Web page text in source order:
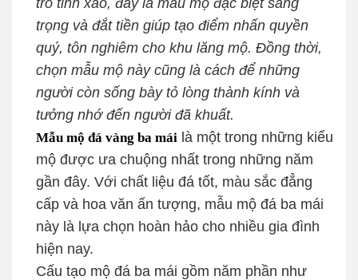
trọng và đắt tiền giúp tạo điểm nhấn quyền
quý, tôn nghiêm cho khu lăng mộ. Đồng thời,
chọn mẫu mộ này cũng là cách để những
người còn sống bày tỏ lòng thành kính và
tưởng nhớ đến người đã khuất.
Mẫu mộ đá vàng ba mái là một trong những kiểu
mộ được ưa chuộng nhất trong những năm
gần đây. Với chất liệu đá tốt, màu sắc đẳng
cấp và hoa văn ấn tượng, mẫu mộ đá ba mái
này là lựa chọn hoàn hảo cho nhiều gia đình
hiện nay.
Cấu tạo mộ đá ba mái gồm năm phần như